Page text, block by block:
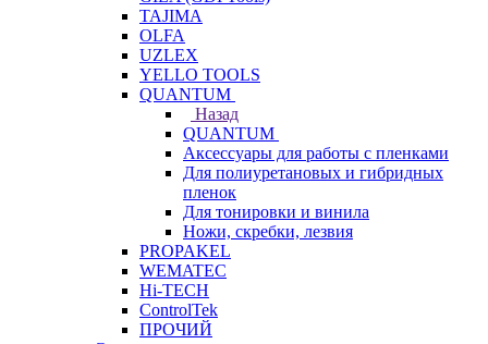
TAJIMA
OLFA
UZLEX
YELLO TOOLS
QUANTUM
Назад
QUANTUM
Аксессуары для работы с пленками
Для полиуретановых и гибридных
пленок
Для тонировки и винила
Ножи, скребки, лезвия
PROPAKEL
WEMATEC
Hi-TECH
ControlTek
ПРОЧИЙ